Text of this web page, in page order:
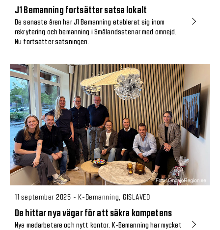
J1 Bemanning fortsätter satsa lokalt
De senaste åren har J1 Bemanning etablerat sig inom
rekrytering och bemanning i Smålandsstenar med omnejd.
Nu fortsätter satsningen.
11 september 2025 - K-Bemanning, GISLAVED
De hittar nya vägar för att säkra kompetens
Nya medarbetare och nytt kontor. K-Bemanning har mycket